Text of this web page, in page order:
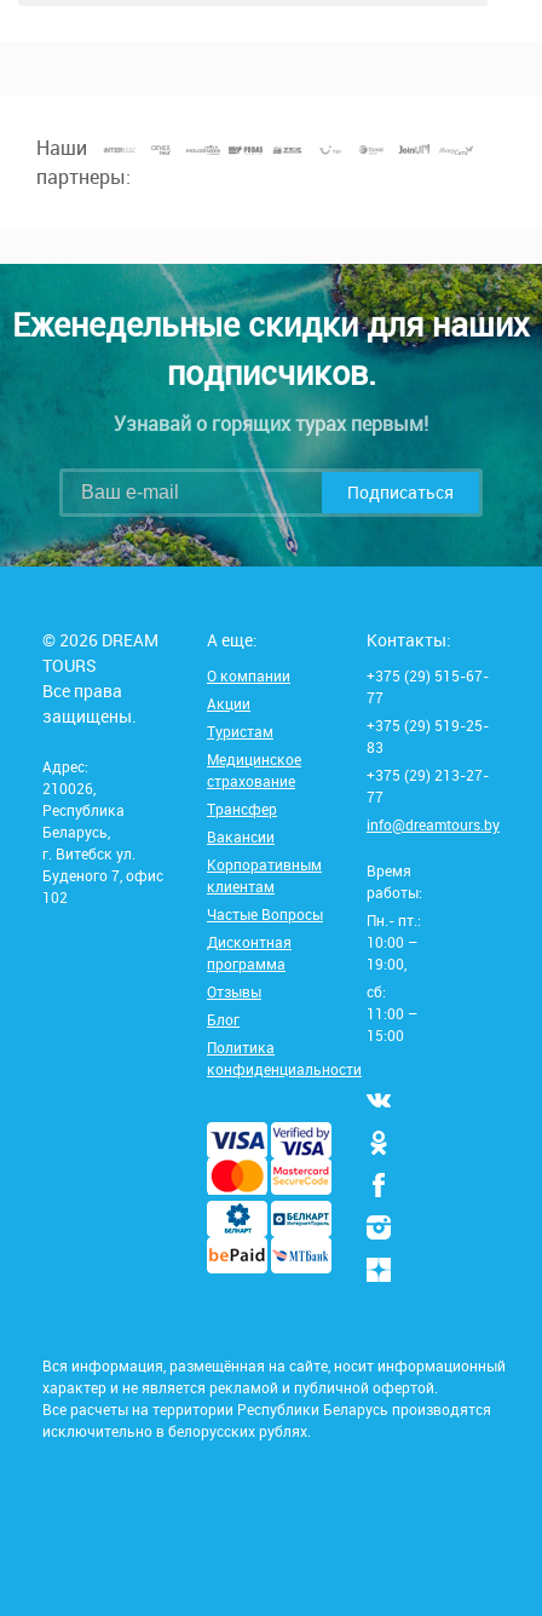
Наши
партнеры:
Еженедельные скидки для наших
подписчиков.
Узнавай о горящих турах первым!
Подписаться
© 2026 DREAM
TOURS
Все права
защищены.
Адрес:
210026,
Республика
Беларусь,
г. Витебск ул.
Буденого 7, офис
102
А еще:
О компании
Акции
Туристам
Медицинское
страхование
Трансфер
Вакансии
Корпоративным
клиентам
Частые Вопросы
Дисконтная
программа
Отзывы
Блог
Политика
конфиденциальности
Контакты:
+375 (29) 515-67-
77
+375 (29) 519-25-
83
+375 (29) 213-27-
77
info@dreamtours.by
Время
работы:
Пн.- пт.:
10:00 –
19:00,
сб:
11:00 –
15:00
Вся информация, размещённая на сайте, носит информационный
характер и не является рекламой и публичной офертой.
Все расчеты на территории Республики Беларусь производятся
исключительно в белорусских рублях.